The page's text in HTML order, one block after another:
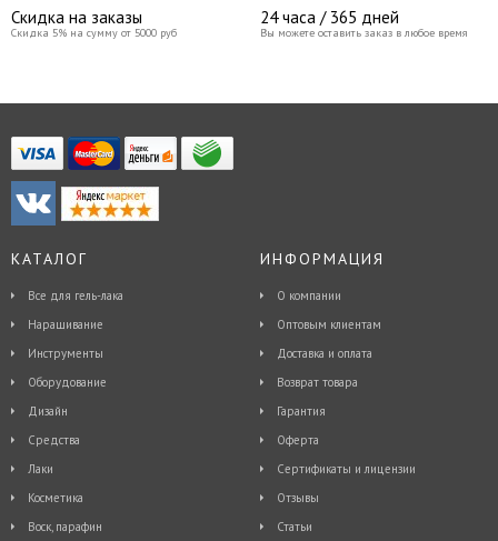
Скидка на заказы
Скидка 5% на сумму от 5000 руб
24 часа / 365 дней
Вы можете оставить заказ в любое время
КАТАЛОГ
Все для гель-лака
Наращивание
Инструменты
Оборудование
Дизайн
Средства
Лаки
Косметика
Воск, парафин
ИНФОРМАЦИЯ
О компании
Оптовым клиентам
Доставка и оплата
Возврат товара
Гарантия
Оферта
Сертификаты и лицензии
Отзывы
Статьи